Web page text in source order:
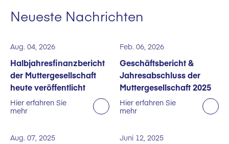
Neueste Nachrichten
Aug. 04, 2026
Halbjahresfinanzbericht
der Muttergesellschaft
heute veröffentlicht
Hier erfahren Sie
mehr
Feb. 06, 2026
Geschäftsbericht &
Jahresabschluss der
Muttergesellschaft 2025
Hier erfahren Sie
mehr
Aug. 07, 2025 Juni 12, 2025